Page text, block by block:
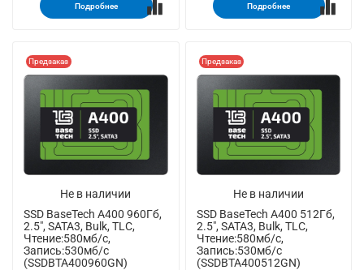
Подробнее Подробнее
Не в наличии
Предзаказ
SSD BaseTech A400 960Гб,
2.5", SATA3, Bulk, TLC,
Чтение:580мб/с,
Запись:530мб/с
(SSDBTA400960GN)
Не в наличии
Предзаказ
SSD BaseTech A400 512Гб,
2.5", SATA3, Bulk, TLC,
Чтение:580мб/с,
Запись:530мб/с
(SSDBTA400512GN)